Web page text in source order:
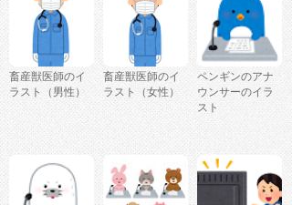
畜産獣医師のイ
ラスト（男性）
畜産獣医師のイ
ラスト（女性）
ペンギンのアナ
ウンサーのイラ
スト